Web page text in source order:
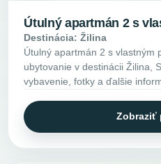
Útulný apartmán 2 s
Destinácia: Žilina
Útulný apartmán 2 s vlastným
ubytovanie v destinácii Žilina,
vybavenie, fotky a ďalšie
Zobraziť